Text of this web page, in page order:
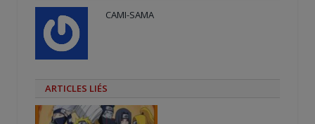
CAMI-SAMA
ARTICLES LIÉS